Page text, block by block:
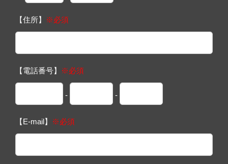
【住所】 ※必須
【電話番号】 ※必須
- -
【E-mail】 ※必須